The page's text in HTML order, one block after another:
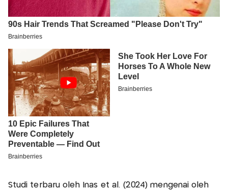
Studi terbaru oleh Inas et al. (2024) mengenai oleh